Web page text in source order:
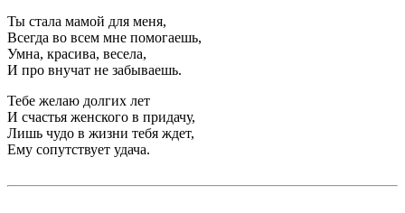
Ты стала мамой для меня,
Всегда во всем мне помогаешь,
Умна, красива, весела,
И про внучат не забываешь.
Тебе желаю долгих лет
И счастья женского в придачу,
Лишь чудо в жизни тебя ждет,
Ему сопутствует удача.